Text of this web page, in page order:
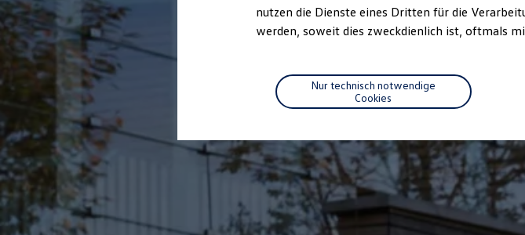
Ladezeitensimulator
Batterie
Sicherheit
Garantie und Lebensdauer
Nachhaltigkeit
Technologie
Kosten und Kauf
Verbrauchskosten
Kaufoptionen
E-Auto-Förderung
Software und Konnektivität
Die ID. Software 6
ID. Software Versionen und Updates
Digitale Extras
Schnittstellen zu Ihrem ID.
Hybridautos
nutzen die Dienste eines Dritten für die
werden, soweit dies zweckdienlich ist, oftmals
Nur technisch notwendige
Cookies